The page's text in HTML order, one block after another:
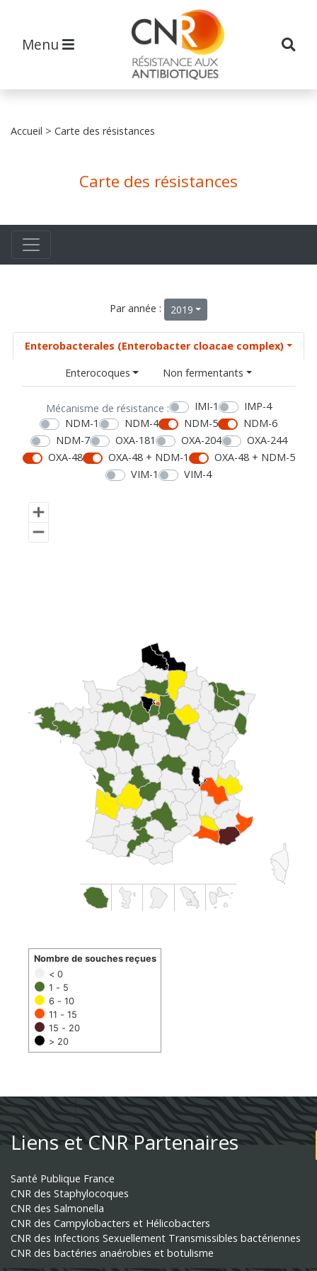
Menu
Accueil > Carte des résistances
Carte des résistances
Par année : 2019
Enterobacterales (Enterobacter cloacae complex)
Enterocoques
Non fermentants
Mécanisme de résistance : IMI-1
IMP-4
NDM-1
NDM-4 NDM-5
NDM-6
NDM-7
OXA-181 OXA-204
OXA-244
OXA-48
OXA-48 + NDM-1
OXA-48 + NDM-5
VIM-1
VIM-4
< 0
1 - 5
6 - 10
11 - 15
15 - 20
> 20
Nombre de souches reçues
Liens et CNR Partenaires
Santé Publique France
CNR des Staphylocoques
CNR des Salmonella
CNR des Campylobacters et Hélicobacters
CNR des Infections Sexuellement Transmissibles bactériennes
CNR des bactéries anaérobies et botulisme